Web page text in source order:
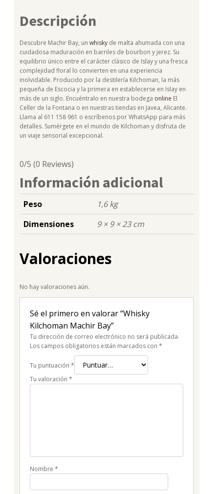
Descripción
Descubre Machir Bay, un whisky de malta ahumada con una
cuidadosa maduración en barriles de bourbon y jerez. Su
equilibrio único entre el carácter clásico de Islay y una fresca
complejidad floral lo convierten en una experiencia
inolvidable. Producido por la destilería Kilchoman, la más
pequeña de Escocia y la primera en establecerse en Islay en
más de un siglo. Encuéntralo en nuestra bodega online El
Celler de la Fontana o en nuestras tiendas en Javea, Alicante.
Llama al 611 158 961 o escríbenos por WhatsApp para más
detalles. Sumérgete en el mundo de Kilchoman y disfruta de
un viaje sensorial excepcional.
0/5 (0 Reviews)
Información adicional
Peso
1,6 kg
Dimensiones
9 × 9 × 23 cm
Valoraciones
No hay valoraciones aún.
Sé el primero en valorar “Whisky
Kilchoman Machir Bay”
Tu dirección de correo electrónico no será publicada.
Los campos obligatorios están marcados con *
Tu puntuación *
Tu valoración *
Nombre *